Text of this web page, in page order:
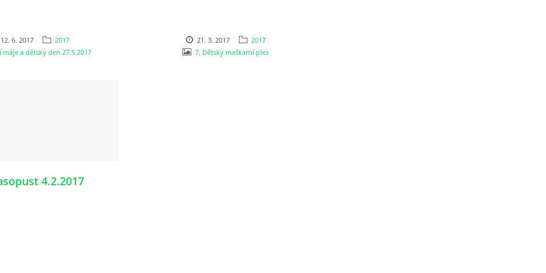
12. 6. 2017
2017
máje a dětský den 27.5.2017
21. 3. 2017
2017
7. Dětský maškarní ples
4.2.2017